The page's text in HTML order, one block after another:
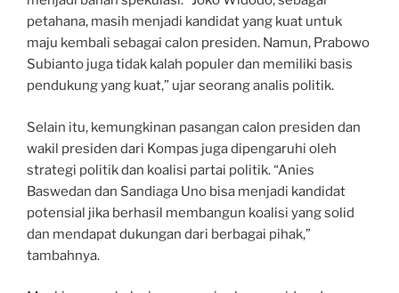
petahana, masih menjadi kandidat yang kuat untuk
maju kembali sebagai calon presiden. Namun, Prabowo
Subianto juga tidak kalah populer dan memiliki basis
pendukung yang kuat,” ujar seorang analis politik.
Selain itu, kemungkinan pasangan calon presiden dan
wakil presiden dari Kompas juga dipengaruhi oleh
strategi politik dan koalisi partai politik. “Anies
Baswedan dan Sandiaga Uno bisa menjadi kandidat
potensial jika berhasil membangun koalisi yang solid
dan mendapat dukungan dari berbagai pihak,”
tambahnya.